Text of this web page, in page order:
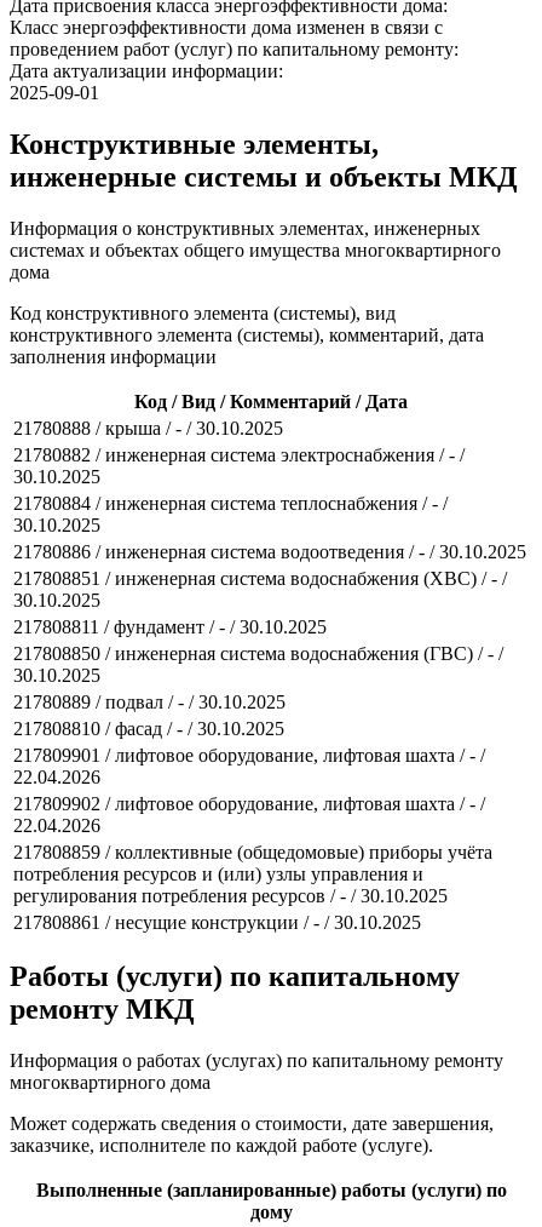
Дата присвоения класса энергоэффективности дома:
Класс энергоэффективности дома изменен в связи с
проведением работ (услуг) по капитальному ремонту:
Дата актуализации информации:
2025-09-01
Конструктивные элементы,
инженерные системы и объекты МКД
Информация о конструктивных элементах, инженерных
системах и объектах общего имущества многоквартирного
дома
Код конструктивного элемента (системы), вид
конструктивного элемента (системы), комментарий, дата
заполнения информации
Код / Вид / Комментарий / Дата
21780888 / крыша / - / 30.10.2025
21780882 / инженерная система электроснабжения / - /
30.10.2025
21780884 / инженерная система теплоснабжения / - /
30.10.2025
21780886 / инженерная система водоотведения / - / 30.10.2025
217808851 / инженерная система водоснабжения (ХВС) / - /
30.10.2025
217808811 / фундамент / - / 30.10.2025
217808850 / инженерная система водоснабжения (ГВС) / - /
30.10.2025
21780889 / подвал / - / 30.10.2025
217808810 / фасад / - / 30.10.2025
217809901 / лифтовое оборудование, лифтовая шахта / - /
22.04.2026
217809902 / лифтовое оборудование, лифтовая шахта / - /
22.04.2026
217808859 / коллективные (общедомовые) приборы учёта
потребления ресурсов и (или) узлы управления и
регулирования потребления ресурсов / - / 30.10.2025
217808861 / несущие конструкции / - / 30.10.2025
Работы (услуги) по капитальному
ремонту МКД
Информация о работах (услугах) по капитальному ремонту
многоквартирного дома
Может содержать сведения о стоимости, дате завершения,
заказчике, исполнителе по каждой работе (услуге).
Выполненные (запланированные) работы (услуги) по
дому